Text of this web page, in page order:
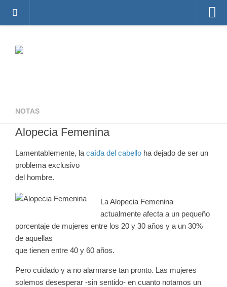
Foro de Alopecia
Registro de doctores y clínicas
Tratamientos para la Caída del Cabello
Fotos de antes y después de los tratamientos
Sobre Recuperarelpelo.com
NOTAS
Alopecia Femenina
Lamentablemente, la caída del cabello ha dejado de ser un
problema exclusivo
del hombre.
LaAlopecia Femenina
actualmente afecta a un pequeño
porcentaje de mujeres entre los 20 y 30 años y a un 30%
de aquellas
que tienen entre 40 y 60 años.
Pero cuidado y a no alarmarse tan pronto. Las mujeres
solemos desesperar -sin sentido- en cuanto notamos un